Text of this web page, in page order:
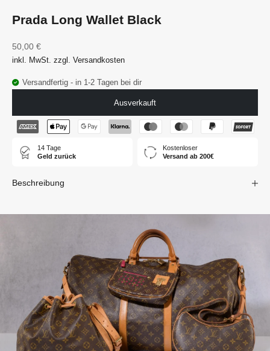
Prada Long Wallet Black
Angebot
50,00 €
inkl. MwSt. zzgl. Versandkosten
Versandfertig - in 1-2 Tagen bei dir
Ausverkauft
14 Tage
Geld zurück
Kostenloser
Versand ab 200€
Beschreibung